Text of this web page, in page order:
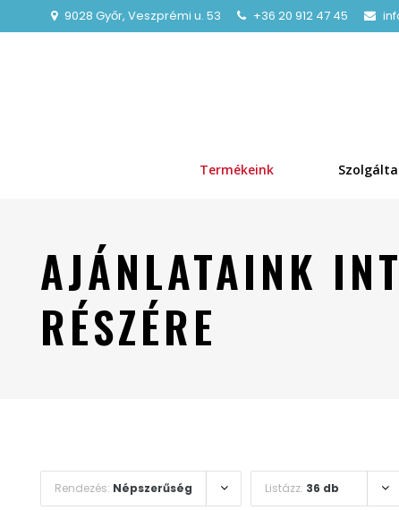
9028 Győr, Veszprémi u. 53 +36 20 912 47 45
Termékeink
AJÁNLATAINK
RÉSZÉRE
Rendezés: Népszerűség Listázz: 36 db